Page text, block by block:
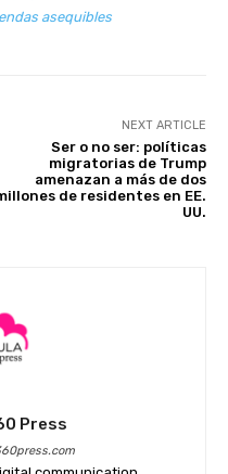
asequibles
NEXT ARTICLE
Ser o no ser: políticas
migratorias de Trump
amenazan a más de dos
de residentes en EE.
UU.
Press